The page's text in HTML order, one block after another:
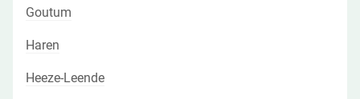
Goutum
Haren
Heeze-Leende